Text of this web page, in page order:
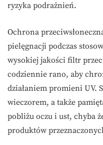
ryzyka podrażnień.
Ochrona
pielęgnacji podczas
wysokiej jakości filtr
codziennie rano, aby
działaniem promieni UV.
wieczorem, a także
pobliżu oczu i ust, chyba
produktów